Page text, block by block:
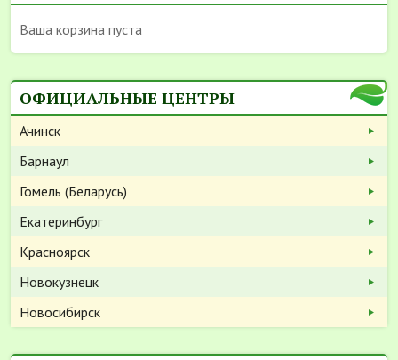
Ваша корзина пуста
ОФИЦИАЛЬНЫЕ ЦЕНТРЫ
Ачинск
Барнаул
Гомель (Беларусь)
Екатеринбург
Красноярск
Новокузнецк
Новосибирск